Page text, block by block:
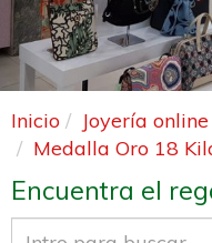
Inicio Joyería online
Medalla Oro 18
Encuentra el